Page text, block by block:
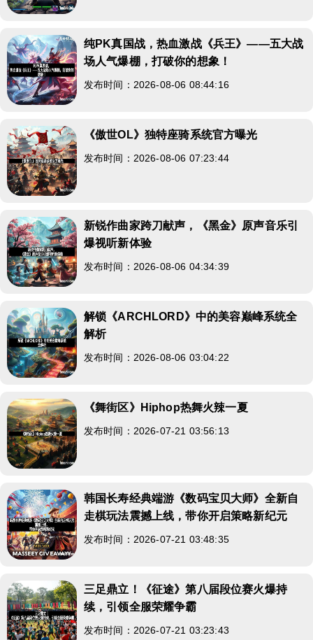
纯PK真国战，热血激战《兵王》——五大战
场人气爆棚，打破你的想象！
发布时间：2026-08-06 08:44:16
《傲世OL》独特座骑系统官方曝光
发布时间：2026-08-06 07:23:44
新锐作曲家跨刀献声，《黑金》原声音乐引
爆视听新体验
发布时间：2026-08-06 04:34:39
解锁《ARCHLORD》中的美容巅峰系统全
解析
发布时间：2026-08-06 03:04:22
《舞街区》Hiphop热舞火辣一夏
发布时间：2026-07-21 03:56:13
韩国长寿经典端游《数码宝贝大师》全新自
走棋玩法震撼上线，带你开启策略新纪元
发布时间：2026-07-21 03:48:35
三足鼎立！《征途》第八届段位赛火爆持
续，引领全服荣耀争霸
发布时间：2026-07-21 03:23:43